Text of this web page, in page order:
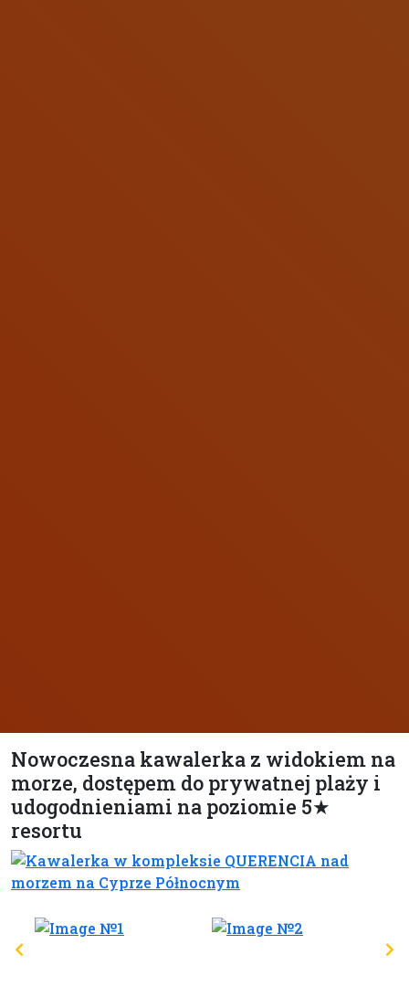
Nowoczesna kawalerka z widokiem na
morze, dostępem do prywatnej plaży i
udogodnieniami na poziomie 5★
resortu